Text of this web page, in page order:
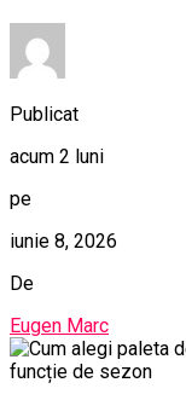
Publicat
acum 2 luni
pe
iunie 8, 2026
De
Eugen Marc